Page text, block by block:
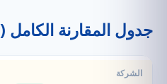
جدول المقارنة الكامل (11 شركة)